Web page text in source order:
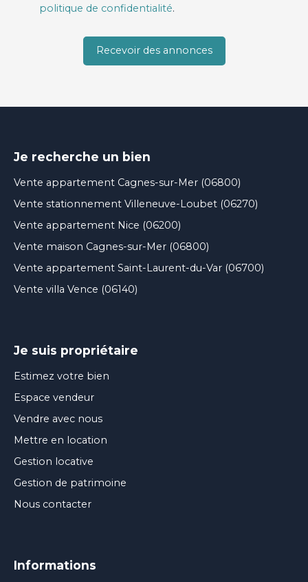
politique de confidentialité.
Recevoir des annonces
Je recherche un bien
Vente appartement Cagnes-sur-Mer (06800)
Vente stationnement Villeneuve-Loubet (06270)
Vente appartement Nice (06200)
Vente maison Cagnes-sur-Mer (06800)
Vente appartement Saint-Laurent-du-Var (06700)
Vente villa Vence (06140)
Je suis propriétaire
Estimez votre bien
Espace vendeur
Vendre avec nous
Mettre en location
Gestion locative
Gestion de patrimoine
Nous contacter
Informations